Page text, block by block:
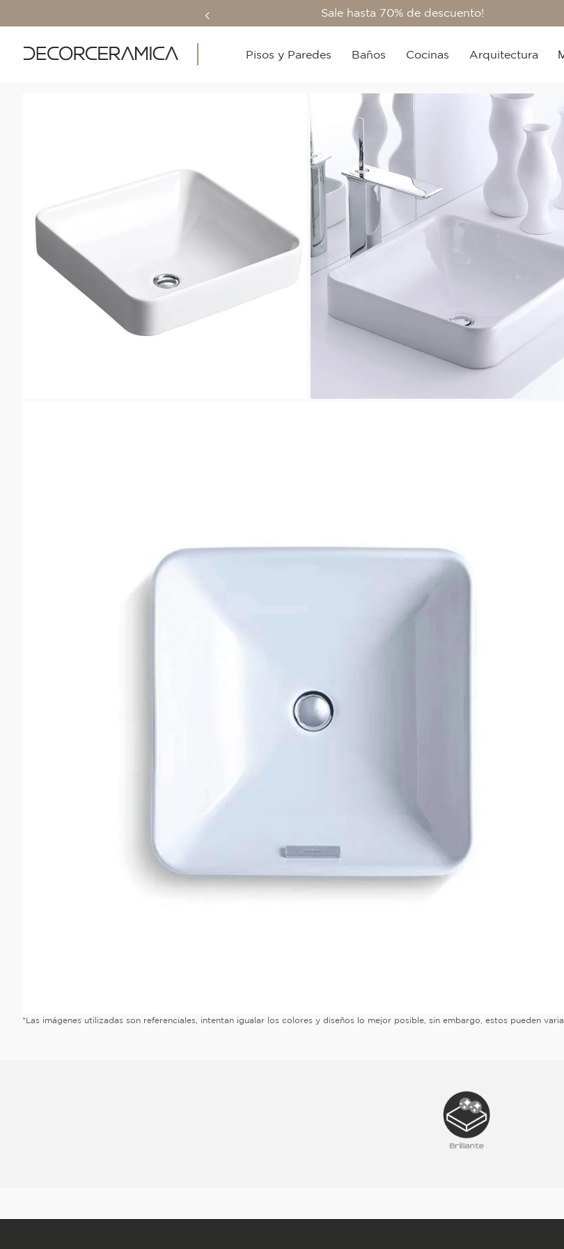
Sale hasta 70% de descuento!
Pisos y Paredes Baños Cocinas Arquitectura
*Las imágenes utilizadas son referenciales, intentan igualar los colores y diseños lo mejor posible, sin embargo, estos pueden